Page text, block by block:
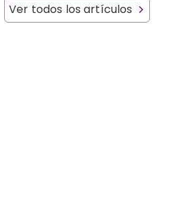
Ver todos los artículos